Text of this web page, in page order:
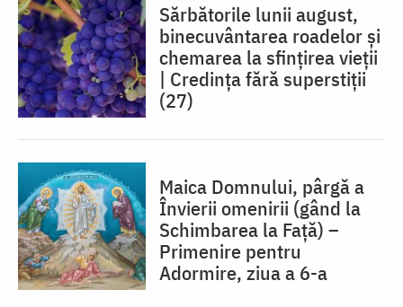
Sărbătorile lunii august,
binecuvântarea roadelor și
chemarea la sfințirea vieții
| Credința fără superstiții
(27)
Maica Domnului, pârgă a
Învierii omenirii (gând la
Schimbarea la Față) –
Primenire pentru
Adormire, ziua a 6-a